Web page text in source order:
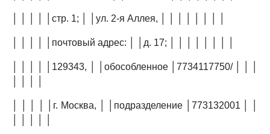
│ │ │ │ │стр. 1; │ │ул. 2-я Аллея, │ │ │ │ │ │ │ │
│ │ │ │ │почтовый адрес: │ │д. 17; │ │ │ │ │ │ │ │
│ │ │ │ │129343, │ │обособленное │7734117750/ │ │ │
│ │ │ │ │г. Москва, │ │подразделение │773132001 │ │